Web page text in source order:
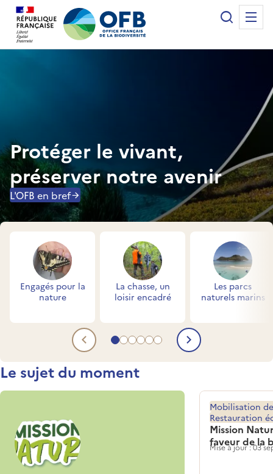
Office français de la biodiversité
Recherche
Protéger le vivant,
préserver notre avenir
L'OFB en bref
Accès rapides
Aller au contenu 1
Aller au contenu 2
Aller au contenu 3
Aller au contenu 4
Aller au contenu 5
Aller au contenu 6
Engagés pour la
nature
La chasse, un
loisir encadré
Les parcs
naturels marins
Contenu précédentContenu
Titre
Le sujet du moment
Mission
faveur de la
Mobilisation
Restauration
Mise à jour : 03
Panneau de gestion des cookies